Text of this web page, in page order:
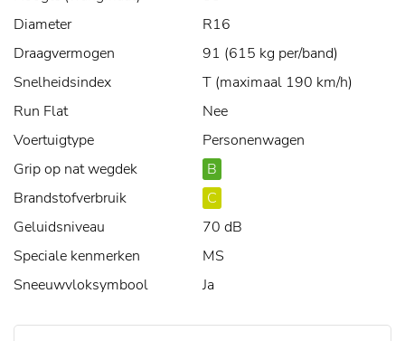
Diameter
R16
Draagvermogen
91 (615 kg per/band)
Snelheidsindex
T (maximaal 190 km/h)
Run Flat
Nee
Voertuigtype
Personenwagen
Grip op nat wegdek
B
Brandstofverbruik
C
Geluidsniveau
70 dB
Speciale kenmerken
MS
Sneeuwvloksymbool
Ja